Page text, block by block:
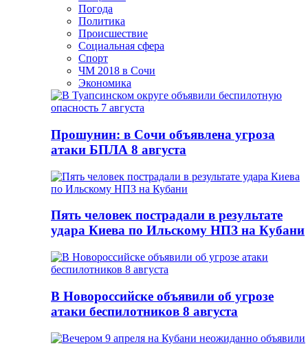
Погода
Политика
Происшествие
Социальная сфера
Спорт
ЧМ 2018 в Сочи
Экономика
Прошунин: в Сочи объявлена угроза
атаки БПЛА 8 августа
Пять человек пострадали в результате
удара Киева по Ильскому НПЗ на Кубани
В Новороссийске объявили об угрозе
атаки беспилотников 8 августа